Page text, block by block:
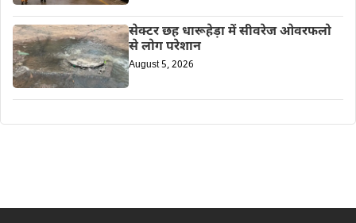
सेक्टर छह धारूहेड़ा में सीवरेज ओवरफलो
से लोग परेशान
August 5, 2026